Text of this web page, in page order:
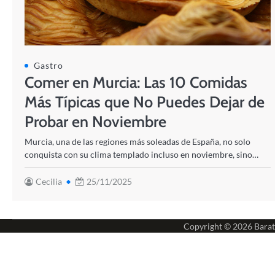
Gastro
Comer en Murcia: Las 10 Comidas
Más Típicas que No Puedes Dejar de
Probar en Noviembre
Murcia, una de las regiones más soleadas de España, no solo
conquista con su clima templado incluso en noviembre, sino…
Cecilia 25/11/2025
Copyright © 2026